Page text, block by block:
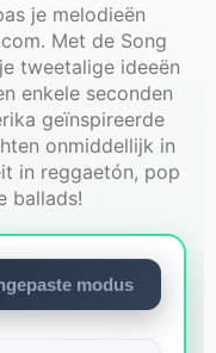
je melodieën
Met de Song
tweetalige ideeën
enkele seconden
geïnspireerde
onmiddellijk in
in reggaetón, pop
ballads!
modus